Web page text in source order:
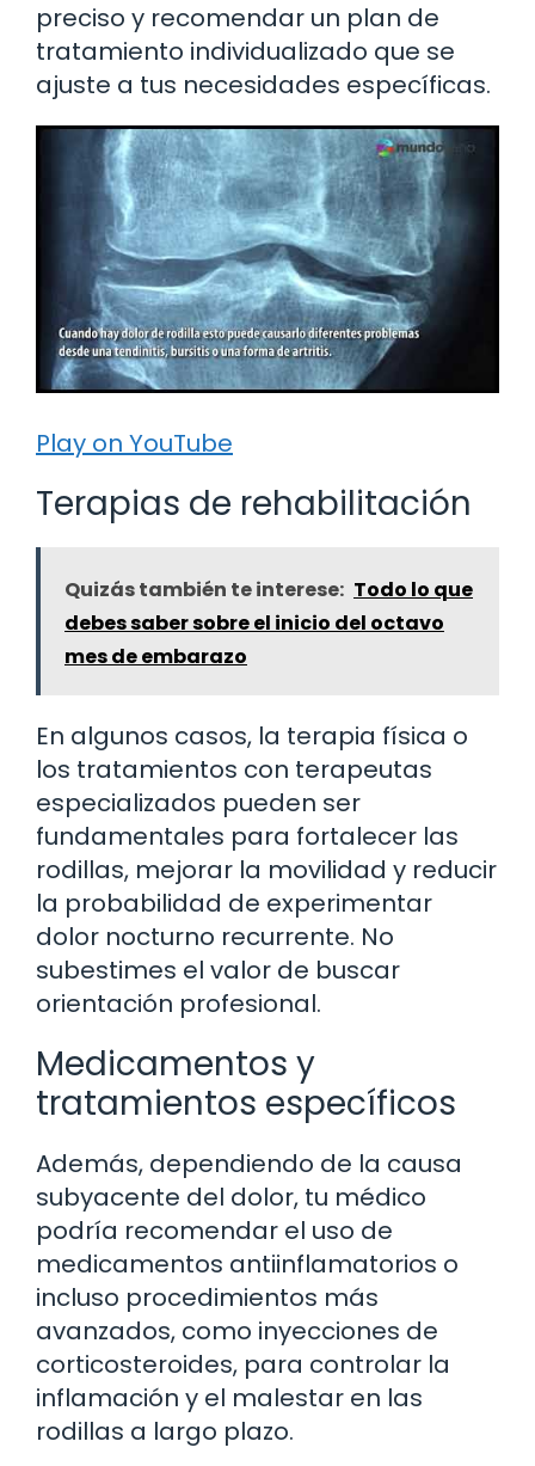
preciso y recomendar un plan de
tratamiento individualizado que se
ajuste a tus necesidades específicas.
Play on YouTube
Terapias de rehabilitación
Quizás también te interese: Todo lo que
debes saber sobre el inicio del octavo
mes de embarazo
En algunos casos, la terapia física o
los tratamientos con terapeutas
especializados pueden ser
fundamentales para fortalecer las
rodillas, mejorar la movilidad y reducir
la probabilidad de experimentar
dolor nocturno recurrente. No
subestimes el valor de buscar
orientación profesional.
Medicamentos y
tratamientos específicos
Además, dependiendo de la causa
subyacente del dolor, tu médico
podría recomendar el uso de
medicamentos antiinflamatorios o
incluso procedimientos más
avanzados, como inyecciones de
corticosteroides, para controlar la
inflamación y el malestar en las
rodillas a largo plazo.